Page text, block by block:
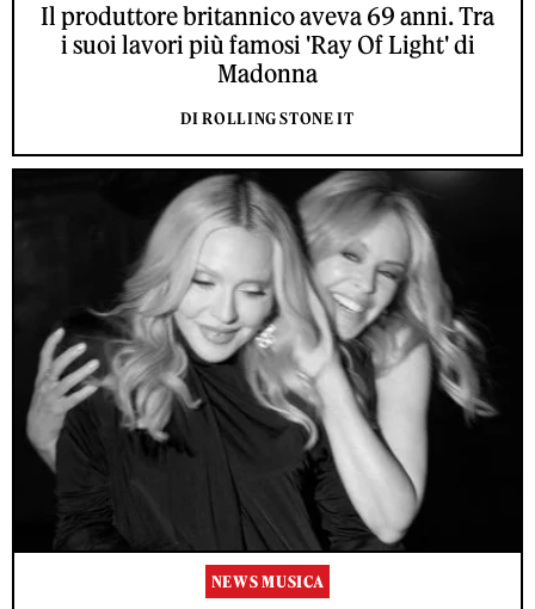
Il produttore britannico aveva 69 anni. Tra
i suoi lavori più famosi 'Ray Of Light' di
Madonna
DI ROLLING STONE IT
NEWS MUSICA